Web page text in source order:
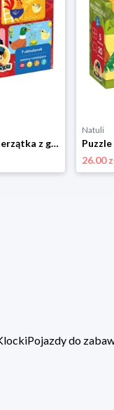
Puzzle do pary. Zwierzątka z gospodarstwa 18m+ CzuCzu Czuczu
Natuli
26.00
Pojazdy do